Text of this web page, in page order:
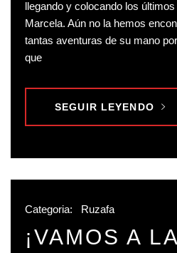
llegando y colocando los
Marcela. Aún no la hemos
tantas aventuras de su mano
que
SEGUIR LEYENDO
Categoria: Ruzafa
¡VAMOS A